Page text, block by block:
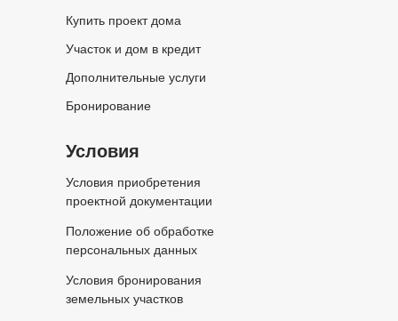
Купить проект дома
Участок и дом в кредит
Дополнительные услуги
Бронирование
Условия
Условия приобретения
проектной документации
Положение об обработке
персональных данных
Условия бронирования
земельных участков